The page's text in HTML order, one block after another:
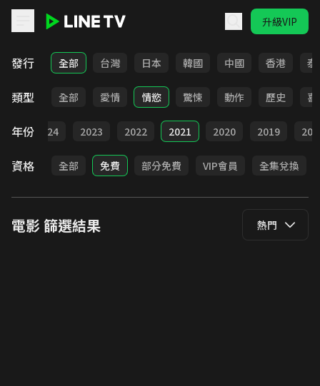
升級VIP
LINE TV - 電影
發行 全部 台灣 日本 韓國 中國 香港 泰
類型 全部 愛情 情慾 驚悚 動作 歷史 喜
年份 2024 2023 2022 2021 2020 2019
資格 全部 免費 部分免費 VIP會員 全集兌換
電影篩選結果 熱門